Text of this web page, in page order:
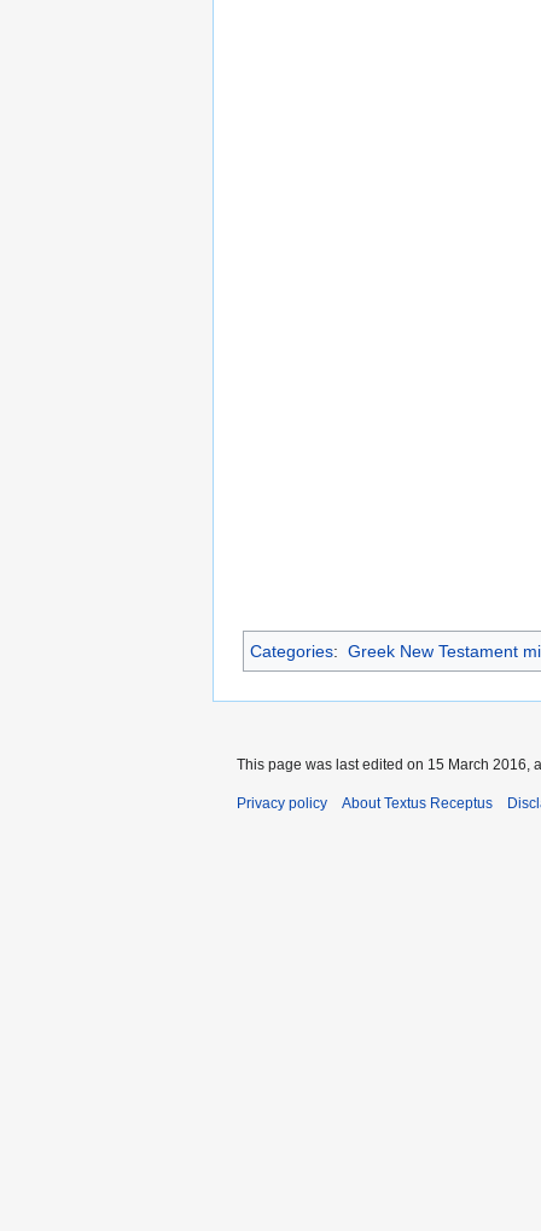
Categories: Greek New Testament
This page was last edited on 15 March 2016,
Privacy policy About Textus Receptus